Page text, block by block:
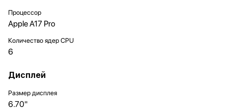
Процессор
Apple A17 Pro
Количество ядер CPU
6
Дисплей
Размер дисплея
6.70"